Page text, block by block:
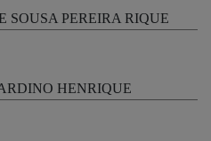
SOUSA PEREIRA RIQUE
HENRIQUE